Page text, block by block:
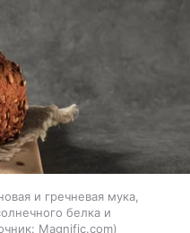
и гречневая мука,
белка и
Magnific.com